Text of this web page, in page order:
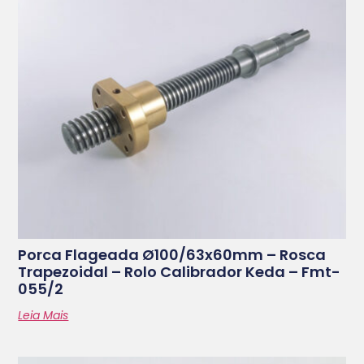
Porca Flageada Ø100/63x60mm – Rosca
Trapezoidal – Rolo Calibrador Keda – Fmt-
055/2
Leia Mais